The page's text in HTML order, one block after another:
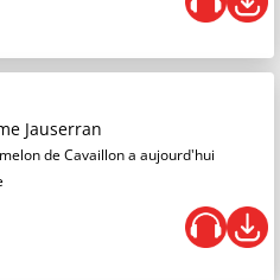
Jauserran
de Cavaillon a aujourd'hui